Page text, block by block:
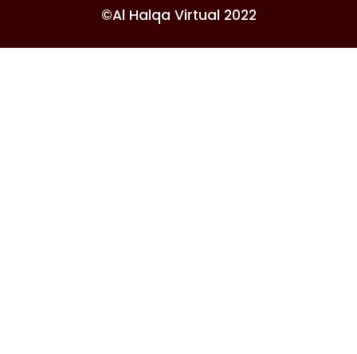
©Al Halqa Virtual 2022